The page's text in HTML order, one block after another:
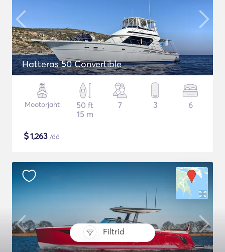
Filtrid
Hatteras 50 Convertible
Mootorjaht
50 ft
15 m
7 3 6
$1,263 /öö